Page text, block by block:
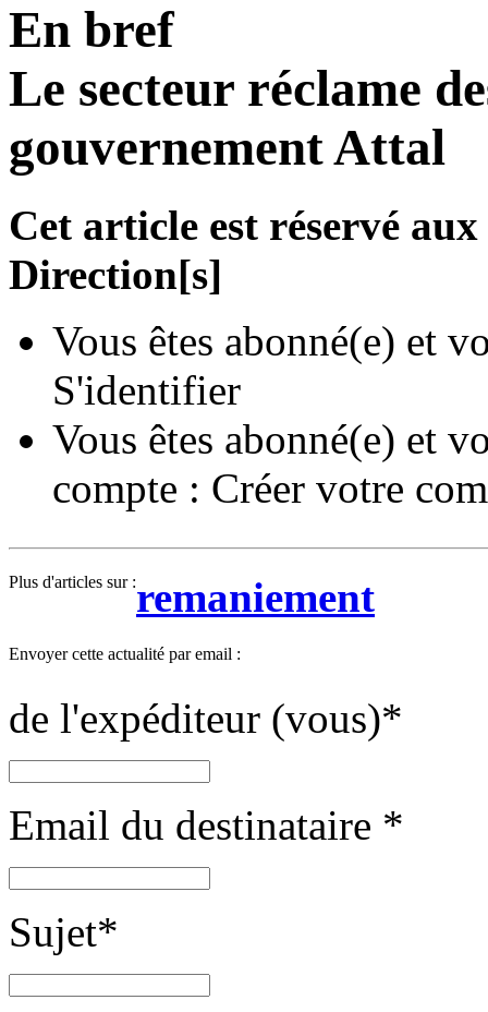
En bref
Le secteur réclame
gouvernement Attal
Cet article est réservé
Direction[s]
Vous êtes abonné(e) et
S'identifier
Vous êtes abonné(e) et
compte : Créer votre
Plus d'articles sur :remaniement
Envoyer cette actualité par email :
de l'expéditeur (vous)*
Email du destinataire *
Sujet*